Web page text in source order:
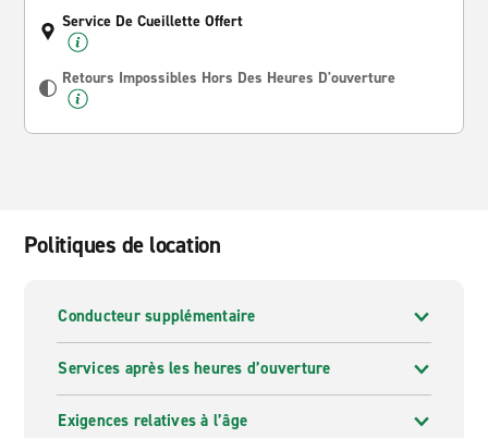
Service De Cueillette Offert
Retours Impossibles Hors Des Heures D'ouverture
Politiques de location
Conducteur supplémentaire
Services après les heures d’ouverture
Exigences relatives à l’âge